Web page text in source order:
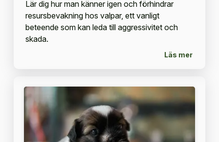
Lär dig hur man känner igen och förhindrar
resursbevakning hos valpar, ett vanligt
beteende som kan leda till aggressivitet och
skada.
Läs mer